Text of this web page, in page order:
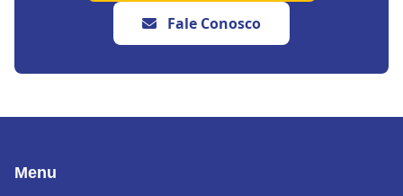
Fale Conosco
Menu